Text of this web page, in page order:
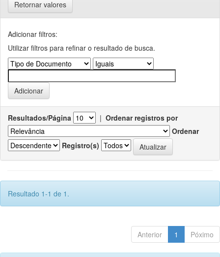
Retornar valores
Adicionar filtros:
Utilizar filtros para refinar o resultado de busca.
Resultados/Página | Ordenar registros por
Ordenar
Registro(s)
Resultado 1-1 de 1.
Anterior 1 Póximo